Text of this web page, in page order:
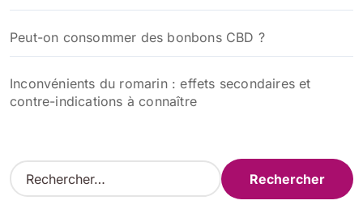
Peut-on consommer des bonbons CBD ?
Inconvénients du romarin : effets secondaires et
contre-indications à connaître
R
e